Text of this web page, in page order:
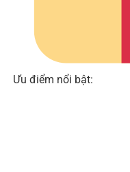
Ưu điểm nổi bật: